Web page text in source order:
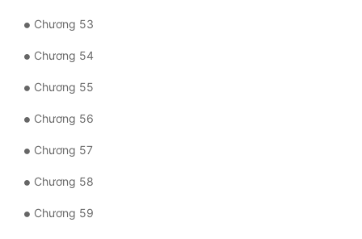
Chương 53
Chương 54
Chương 55
Chương 56
Chương 57
Chương 58
Chương 59